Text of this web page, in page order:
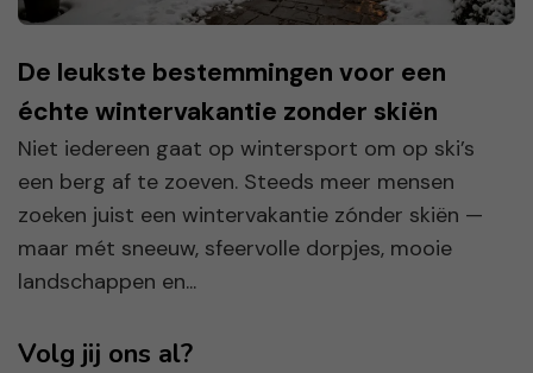
De leukste bestemmingen voor een
échte wintervakantie zonder skiën
Niet iedereen gaat op wintersport om op ski’s
een berg af te zoeven. Steeds meer mensen
zoeken juist een wintervakantie zónder skiën —
maar mét sneeuw, sfeervolle dorpjes, mooie
landschappen en...
Volg jij ons al?